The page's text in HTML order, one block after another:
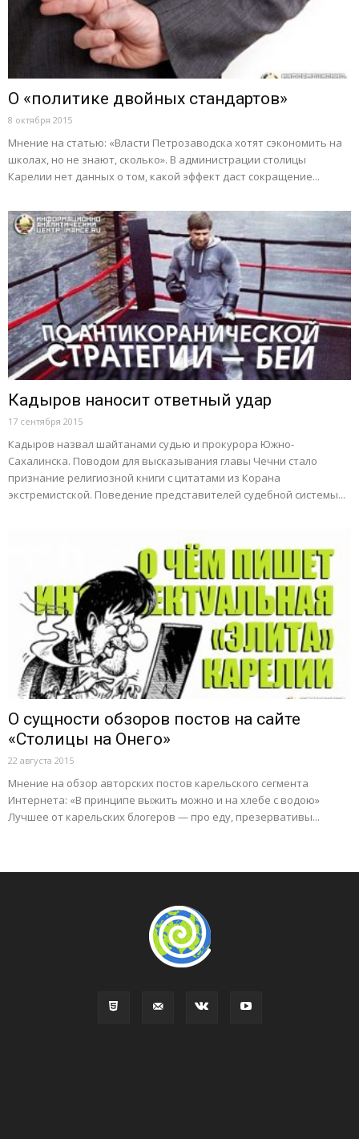
О «политике двойных стандартов»
8 октября 2015
Мнение на статью: «Власти Петрозаводска хотят сэкономить на
школах, но не знают, сколько». В администрации столицы
Карелии нет данных о том, какой эффект даст сокращение...
Кадыров наносит ответный удар
17 сентября 2015
Кадыров назвал шайтанами судью и прокурора Южно-
Сахалинска. Поводом для высказывания главы Чечни стало
признание религиозной книги с цитатами из Корана
экстремистской. Поведение представителей судебной системы...
О сущности обзоров постов на сайте
«Столицы на Онего»
22 августа 2015
Мнение на обзор авторских постов карельского сегмента
Интернета: «В принципе выжить можно и на хлебе с водою»
Лучшее от карельских блогеров — про еду, презервативы...